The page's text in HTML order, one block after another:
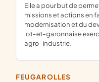
Elle a pour but de permettre et faciliter toutes etudes,
missions et actions en
modernisation et du
lot-et-garonnaise
agro-industrie.
FEUGAROLLES